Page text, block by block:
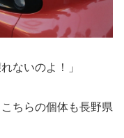
ないのよ！」
ちらの個体も長野県